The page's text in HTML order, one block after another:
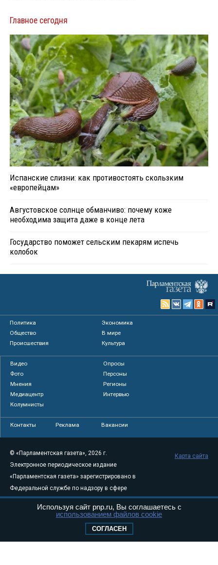
Главное сегодня
Испанские слизни: как противостоять скользким
«европейцам»
Августовское солнце обманчиво: почему коже
необходима защита даже в конце лета
Государство поможет сельским пекарям испечь
колобок
Политика
Экономика
Общество
В мире
Происшествия
Культура
Видео
Опросы
Фото
Персоны
Мнения
Регионы
Медиацентр
Интервью
Колумнисты
Контакты Реклама Вакансии
© «Парламентская газета», 2026 г.
Электронное периодическое издание
«Парламентская газета» зарегистрировано в
Федеральной службе по надзору в сфере
связи, информационных технологий и
массовых коммуникаций (Роскомнадзор) 05
Свидетельство о регистрации Эл № ФС77-
Карта сайта
Используя сайт pnp.ru, Вы соглашаетесь с
использованием файлов cookie
СОГЛАСЕН